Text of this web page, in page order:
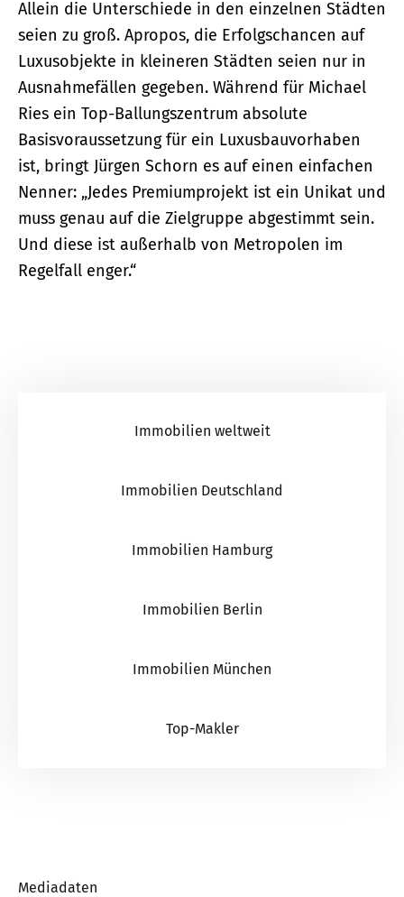
Allein die Unterschiede in den einzelnen Städten
seien zu groß. Apropos, die Erfolgschancen auf
Luxusobjekte in kleineren Städten seien nur in
Ausnahmefällen gegeben. Während für Michael
Ries ein Top-Ballungszentrum absolute
Basisvoraussetzung für ein Luxusbauvorhaben
ist, bringt Jürgen Schorn es auf einen einfachen
Nenner: „Jedes Premiumprojekt ist ein Unikat und
muss genau auf die Zielgruppe abgestimmt sein.
Und diese ist außerhalb von Metropolen im
Regelfall enger.“
Immobilien weltweit
Immobilien Deutschland
Immobilien Hamburg
Immobilien Berlin
Immobilien München
Top-Makler
Mediadaten